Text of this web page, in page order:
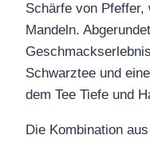
Schärfe von
Mandeln.
Schwarztee und
dem Tee Tiefe und
Die Kombination